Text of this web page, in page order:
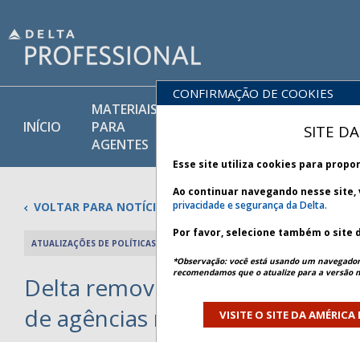
INÍCIO
MATERIAIS
PARA
AGENTES
E SERVIÇOS
VOLTAR PARA NOTÍCIAS
ATUALIZAÇÕES DE POLÍTICAS: 08 JANEIRO 2024
Delta remove acesso a
de agências não credenciadas
CONFIRMAÇÃO DE COOKIES
SITE
Esse site utiliza cookies para
Ao continuar navegando nesse
privacidade e segurança da Delta.
Por favor, selecione também o site
*Observação: você está usando um
recomendamos que o atualize para a versão
VISITE O SITE DA